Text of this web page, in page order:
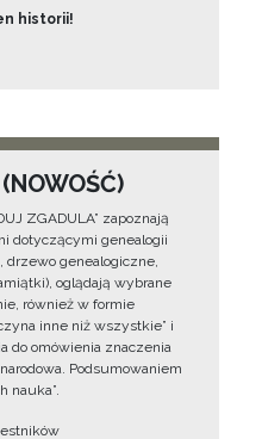
historii!
ZGADULA” zapoznają
dotyczącymi genealogii
drzewo genealogiczne,
oglądają wybrane
również w formie
inne niż wszystkie” i
do omówienia znaczenia
Podsumowaniem
nauka”.